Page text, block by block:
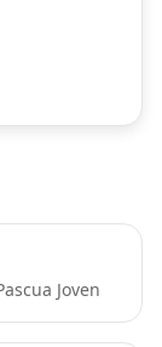
Joven